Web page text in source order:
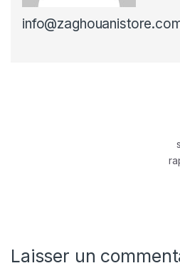
Laisser un